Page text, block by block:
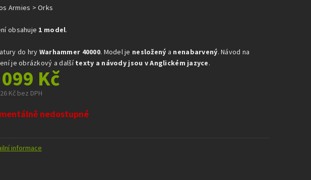
Armies > Orks
obsahuje 1 model.
do hry Warhammer 40000. Model je nesložený a nenabarvený. Návod na
je obrázkový a dalšítexty a návody jsou v Anglickém jazyce.
Kč
Kč bez DPH
nedostupné
informace